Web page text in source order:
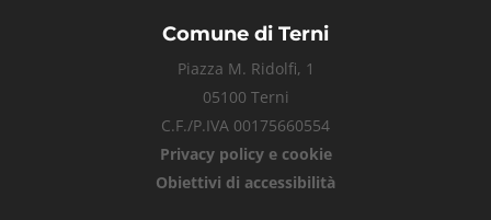
Comune di Terni
Piazza M. Ridolfi, 1
05100 Terni
C.F./P.IVA 00175660554
Privacy policy e cookie
Obiettivi di accessibilità